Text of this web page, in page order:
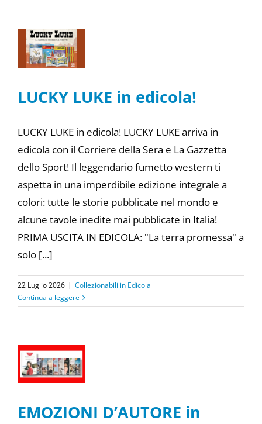
LUCKY LUKE in edicola!
LUCKY LUKE in edicola! LUCKY LUKE arriva in
edicola con il Corriere della Sera e La Gazzetta
dello Sport! Il leggendario fumetto western ti
aspetta in una imperdibile edizione integrale a
colori: tutte le storie pubblicate nel mondo e
alcune tavole inedite mai pubblicate in Italia!
PRIMA USCITA IN EDICOLA: "La terra promessa" a
solo [...]
22 Luglio 2026 | Collezionabili in Edicola
Continua a leggere
EMOZIONI D’AUTORE in